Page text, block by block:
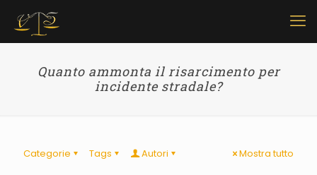
Quanto ammonta il risarcimento per
incidente stradale?
Categorie Tags Autori Mostra tutto